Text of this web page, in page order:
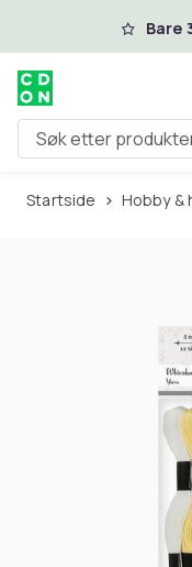
Hopp til Bare
Søk etter produkter
Startside Hobby